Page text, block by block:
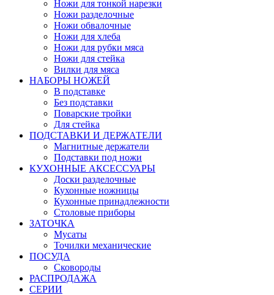
Ножи для тонкой нарезки
Ножи разделочные
Ножи обвалочные
Ножи для хлеба
Ножи для рубки мяса
Ножи для стейка
Вилки для мяса
НАБОРЫ НОЖЕЙ
В подставке
Без подставки
Поварские тройки
Для стейка
ПОДСТАВКИ И ДЕРЖАТЕЛИ
Магнитные держатели
Подставки под ножи
КУХОННЫЕ АКСЕССУАРЫ
Доски разделочные
Кухонные ножницы
Кухонные принадлежности
Столовые приборы
ЗАТОЧКА
Мусаты
Точилки механические
ПОСУДА
Сковороды
РАСПРОДАЖА
СЕРИИ